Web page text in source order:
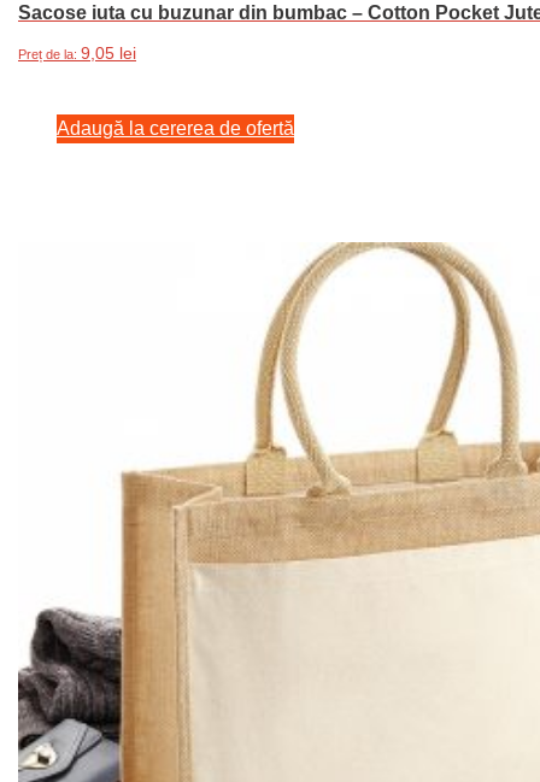
Sacose iuta cu buzunar din bumbac – Cotton Pocket
Preț de la: 9,05 lei
Adaugă la cererea de ofertă